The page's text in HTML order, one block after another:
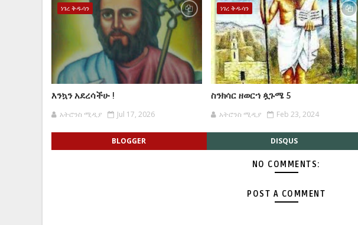
ነገረ ቅዱሳን
እንኳን አደረሳችሁ !
አትሮንስ ሚዲያ Jul 17, 2026
ነገረ ቅዱሳን
ስንክሳር ዘወርኀ ጷጉሜ 5
አትሮንስ ሚዲያ Feb 23, 2024
BLOGGER DISQUS
NO COMMENTS:
POST A COMMENT